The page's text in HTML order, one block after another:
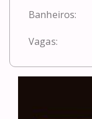
Banheiros:
Vagas: